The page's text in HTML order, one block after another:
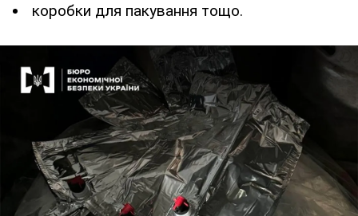
коробки для пакування тощо.